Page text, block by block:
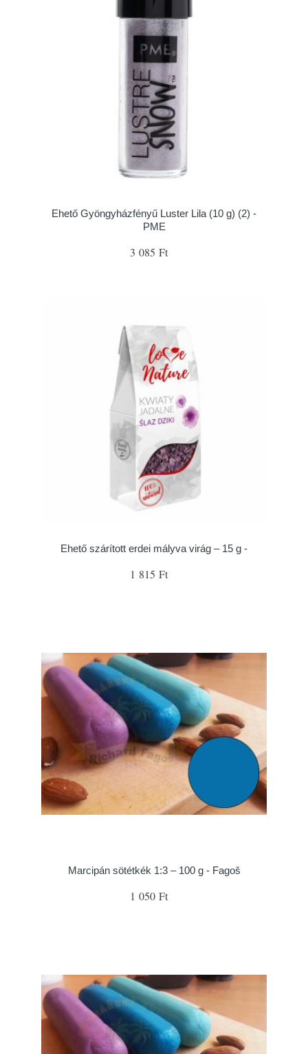
Ehető Gyöngyházfényű Luster Lila (10 g) (2) -
PME
3 085 Ft
Ehető szárított erdei mályva virág – 15 g -
1 815 Ft
Marcipán sötétkék 1:3 – 100 g - Fagoš
1 050 Ft